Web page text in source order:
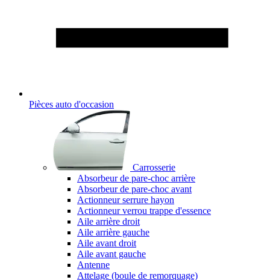
Pièces auto d'occasion
Carrosserie
Absorbeur de pare-choc arrière
Absorbeur de pare-choc avant
Actionneur serrure hayon
Actionneur verrou trappe d'essence
Aile arrière droit
Aile arrière gauche
Aile avant droit
Aile avant gauche
Antenne
Attelage (boule de remorquage)